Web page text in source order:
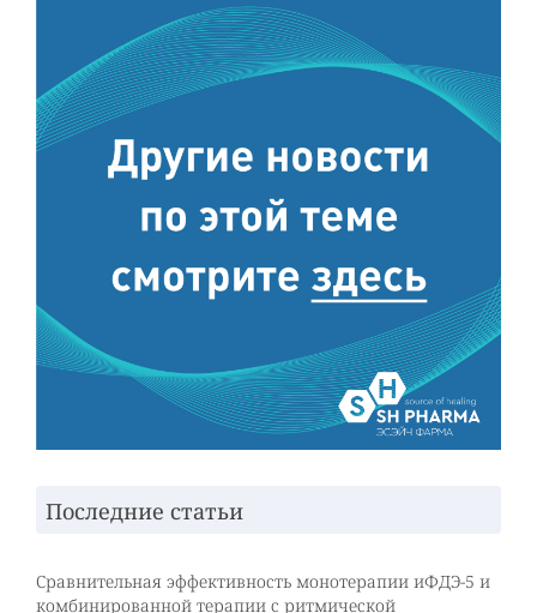
Последние статьи
Сравнительная эффективность монотерапии иФДЭ-5 и
комбинированной терапии с ритмической